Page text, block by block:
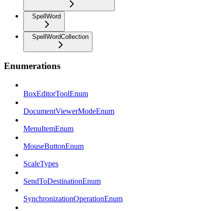
SpellWord
SpellWordCollection
Enumerations
BoxEditorToolEnum
DocumentViewerModeEnum
MenuItemEnum
MouseButtonEnum
ScaleTypes
SendToDestinationEnum
SynchronizationOperationEnum